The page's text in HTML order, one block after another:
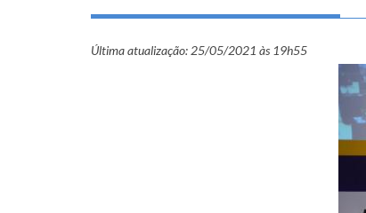
Última atualização: 25/05/2021 às 19h55